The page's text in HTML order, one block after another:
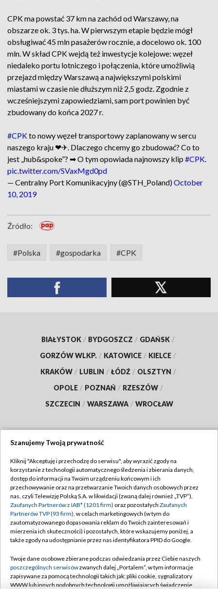
CPK ma powstać 37 km na zachód od Warszawy, na
obszarze ok. 3 tys. ha. W pierwszym etapie będzie mógł
obsługiwać 45 mln pasażerów rocznie, a docelowo ok. 100
mln. W skład CPK wejdą też inwestycje kolejowe: węzeł
niedaleko portu lotniczego i połączenia, które umożliwią
przejazd między Warszawą a największymi polskimi
miastami w czasie nie dłuższym niż 2,5 godz. Zgodnie z
wcześniejszymi zapowiedziami, sam port powinien być
zbudowany do końca 2027 r.
#CPKto nowy węzeł transportowy zaplanowany w sercu
naszego kraju ❤✈. Dlaczego chcemy go zbudować? Co to
jest „hub&spoke”? ➡ O tym opowiada najnowszy klip #CPK.
pic.twitter.com/SVaxMgd0pd
— Centralny Port Komunikacyjny (@STH_Poland)October
10, 2019
Źródło:
#Polska #gospodarka #CPK
BIAŁYSTOK / BYDGOSZCZ / GDAŃSK /
GORZÓW WLKP. / KATOWICE / KIELCE /
KRAKÓW / LUBLIN / ŁÓDŹ / OLSZTYN /
OPOLE / POZNAŃ / RZESZÓW /
SZCZECIN / WARSZAWA / WROCŁAW
TVP
Abonament TVP
Emisja w TVP
Centrum informacji TVP
Naziemna Telewizja Cyfrowa
Rada Programowa
System NOS
Regulamin TVP
Polityka prywatności
Moje zgody
Pomoc
Kontakt
Szanujemy Twoją prywatność
Kliknij "Akceptuję i przechodzę do serwisu", aby wyrazić zgody na
korzystanie z technologii automatycznego śledzenia i zbierania danych,
dostęp do informacji na Twoim urządzeniu końcowym i ich
przechowywanie oraz na przetwarzanie Twoich danych osobowych przez
nas, czyli Telewizję Polską S.A. w likwidacji (zwaną dalej również „TVP”),
Zaufanych Partnerów z IAB* (1201 firm) oraz pozostałych Zaufanych
Partnerów TVP (93 firm), w celach marketingowych (w tym do
zautomatyzowanego dopasowania reklam do Twoich zainteresowań i
mierzenia ich skuteczności) i pozostałych, które wskazujemy poniżej, a
także zgody na udostępnianie przez nas identyfikatora PPID do Google.
Twoje dane osobowe zbierane podczas odwiedzania przez Ciebie naszych
poszczególnych serwisówzwanych dalej „Portalem”, w tym informacje
zapisywane za pomocą technologii takich jak: pliki cookie, sygnalizatory
WWW lub innych podobnych technologii umożliwiających świadczenie